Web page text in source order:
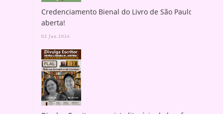
Credenciamento Bienal do Livro de São Paulo
aberta!
02 Jun 2026